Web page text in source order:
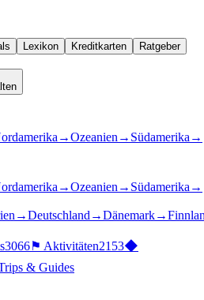
Lexikon Kreditkarten Ratgeber
→Ozeanien → Südamerika →
→Ozeanien → Südamerika →
→Deutschland →Dänemark→
3066⚑ Aktivitäten2153◆
& Guides